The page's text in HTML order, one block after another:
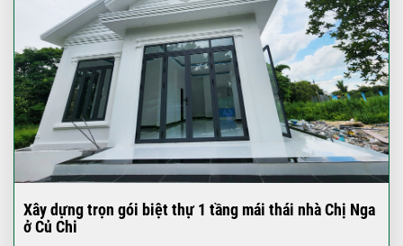
Xây dựng trọn gói biệt thự 1 tầng mái thái nhà Chị Nga
ở Củ Chi